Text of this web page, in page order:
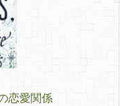
恋愛関係